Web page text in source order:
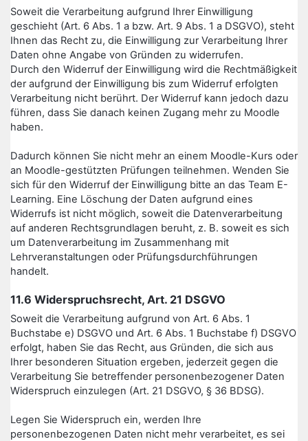
Soweit die Verarbeitung aufgrund Ihrer Einwilligung
geschieht (Art. 6 Abs. 1 a bzw. Art. 9 Abs. 1 a DSGVO), steht
Ihnen das Recht zu, die Einwilligung zur Verarbeitung Ihrer
Daten ohne Angabe von Gründen zu widerrufen.
Durch den Widerruf der Einwilligung wird die Rechtmäßigkeit
der aufgrund der Einwilligung bis zum Widerruf erfolgten
Verarbeitung nicht berührt. Der Widerruf kann jedoch dazu
führen, dass Sie danach keinen Zugang mehr zu Moodle
haben.
Dadurch können Sie nicht mehr an einem Moodle-Kurs oder
an Moodle-gestützten Prüfungen teilnehmen. Wenden Sie
sich für den Widerruf der Einwilligung bitte an das Team E-
Learning. Eine Löschung der Daten aufgrund eines
Widerrufs ist nicht möglich, soweit die Datenverarbeitung
auf anderen Rechtsgrundlagen beruht, z. B. soweit es sich
um Datenverarbeitung im Zusammenhang mit
Lehrveranstaltungen oder Prüfungsdurchführungen
handelt.
11.6 Widerspruchsrecht, Art. 21 DSGVO
Soweit die Verarbeitung aufgrund von Art. 6 Abs. 1
Buchstabe e) DSGVO und Art. 6 Abs. 1 Buchstabe f) DSGVO
erfolgt, haben Sie das Recht, aus Gründen, die sich aus
Ihrer besonderen Situation ergeben, jederzeit gegen die
Verarbeitung Sie betreffender personenbezogener Daten
Widerspruch einzulegen (Art. 21 DSGVO, § 36 BDSG).
Legen Sie Widerspruch ein, werden Ihre
personenbezogenen Daten nicht mehr verarbeitet, es sei